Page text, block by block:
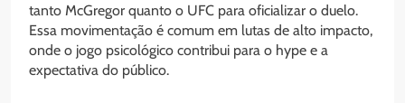
tanto McGregor quanto o UFC para oficializar o duelo.
Essa movimentação é comum em lutas de alto impacto,
onde o jogo psicológico contribui para o hype e a
expectativa do público.